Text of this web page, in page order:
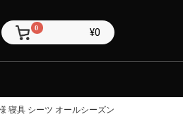
0 ¥0
寝具 シーツ オールシーズン 新生活 一人暮ら